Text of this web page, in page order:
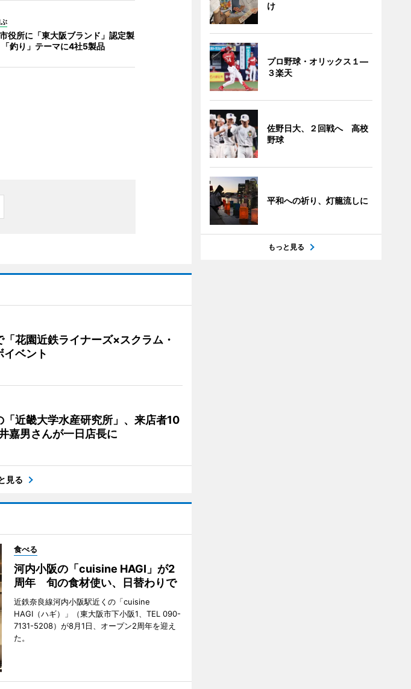
役所に「東大阪ブランド」認定製
釣り」テーマに4社5製品
花園近鉄ライナーズ×スクラム・
イベント
「近畿大学水産研究所」、来店者10
嘉男さんが一日店長に
見る
食べる
河内小阪の「cuisine HAGI」が2
周年 旬の食材使い、日替わりで
近鉄奈良線河内小阪駅近くの「cuisine
HAGI（ハギ）」（東大阪市下小阪1、TEL 090-
7131-5208）が8月1日、オープン2周年を迎え
た。
け
プロ野球・オリックス１―
３楽天
佐野日大、２回戦へ 高校
野球
平和への祈り、灯籠流しに
もっと見る